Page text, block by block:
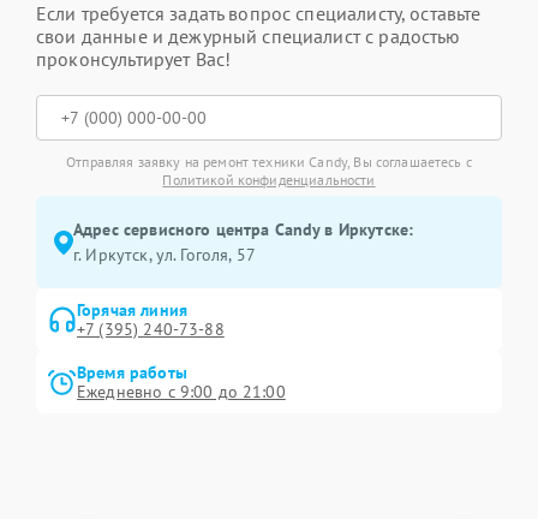
Если требуется задать вопрос специалисту, оставьте
свои данные и дежурный специалист с радостью
проконсультирует Вас!
Отправляя заявку на ремонт техники Candy, Вы соглашаетесь с
Политикой конфиденциальности
Адрес сервисного центра Candy в Иркутске:
г. Иркутск, ул. ​Гоголя, 57
Горячая линия
+7 (395) 240-73-88
Время работы
Ежедневно с 9:00 до 21:00